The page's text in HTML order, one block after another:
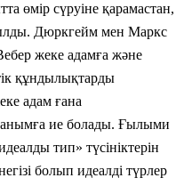
өмір сүруіне қарамастан,
Дюркгейм мен Маркс
жеке адамға және
құндылықтарды
адам ғана
ие болады. Ғылыми
тип» түсініктерін
болып идеалді түрлер